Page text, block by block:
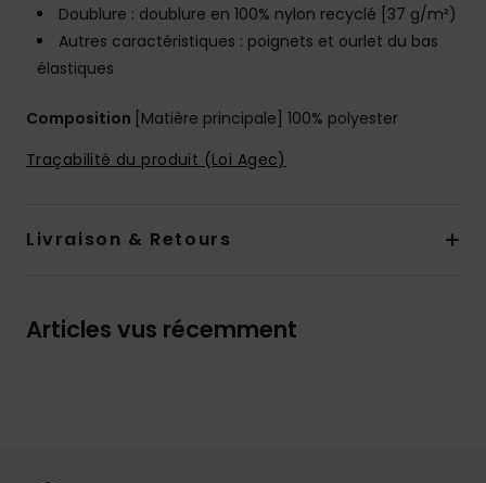
Doublure : doublure en 100% nylon recyclé [37 g/m²)
Autres caractéristiques : poignets et ourlet du bas
élastiques
Composition [Matière principale] 100% polyester
Traçabilité du produit (Loi Agec)
Livraison & Retours
Articles vus récemment